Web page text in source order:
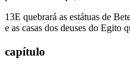
13E quebrará as estátuas de
e as casas dos deuses do Egito
capítulo